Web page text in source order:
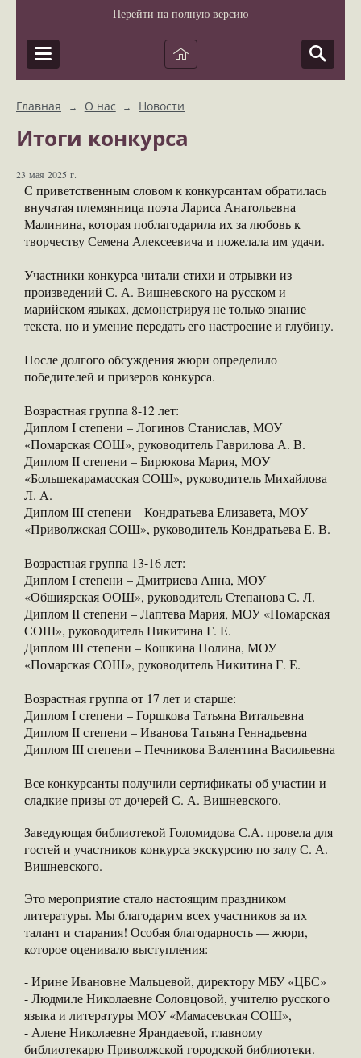
Перейти на полную версию
Главная → О нас → Новости
Итоги конкурса
23 мая 2025 г.
С приветственным словом к конкурсантам обратилась
внучатая племянница поэта Лариса Анатольевна
Малинина, которая поблагодарила их за любовь к
творчеству Семена Алексеевича и пожелала им удачи.
Участники конкурса читали стихи и отрывки из
произведений С. А. Вишневского на русском и
марийском языках, демонстрируя не только знание
текста, но и умение передать его настроение и глубину.
После долгого обсуждения жюри определило
победителей и призеров конкурса.
Возрастная группа 8-12 лет:
Диплом I степени – Логинов Станислав, МОУ
«Помарская СОШ», руководитель Гаврилова А. В.
Диплом II степени – Бирюкова Мария, МОУ
«Большекарамасская СОШ», руководитель Михайлова
Л. А.
Диплом III степени – Кондратьева Елизавета, МОУ
«Приволжская СОШ», руководитель Кондратьева Е. В.
Возрастная группа 13-16 лет:
Диплом I степени – Дмитриева Анна, МОУ
«Обшиярская ООШ», руководитель Степанова С. Л.
Диплом II степени – Лаптева Мария, МОУ «Помарская
СОШ», руководитель Никитина Г. Е.
Диплом III степени – Кошкина Полина, МОУ
«Помарская СОШ», руководитель Никитина Г. Е.
Возрастная группа от 17 лет и старше:
Диплом I степени – Горшкова Татьяна Витальевна
Диплом II степени – Иванова Татьяна Геннадьевна
Диплом III степени – Печникова Валентина Васильевна
Все конкурсанты получили сертификаты об участии и
сладкие призы от дочерей С. А. Вишневского.
Заведующая библиотекой Голомидова С.А. провела для
гостей и участников конкурса экскурсию по залу С. А.
Вишневского.
Это мероприятие стало настоящим праздником
литературы. Мы благодарим всех участников за их
талант и старания! Особая благодарность — жюри,
которое оценивало выступления:
- Ирине Ивановне Мальцевой, директору МБУ «ЦБС»
- Людмиле Николаевне Соловцовой, учителю русского
языка и литературы МОУ «Мамасевская СОШ»,
- Алене Николаевне Ярандаевой, главному
библиотекарю Приволжской городской библиотеки.